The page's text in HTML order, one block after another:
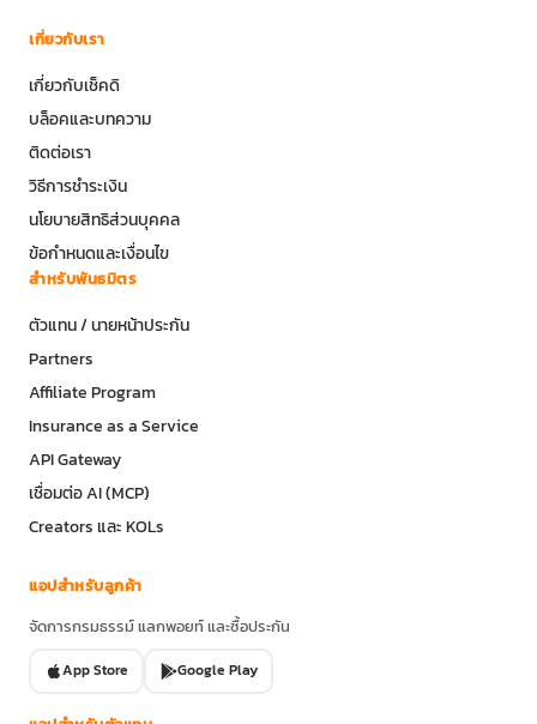
เกี่ยวกับเรา
เกี่ยวกับเช็คดิ
บล็อคและบทความ
ติดต่อเรา
วิธีการชำระเงิน
นโยบายสิทธิส่วนบุคคล
ข้อกำหนดและเงื่อนไข
สำหรับพันธมิตร
ตัวแทน / นายหน้าประกัน
Partners
Affiliate Program
Insurance as a Service
API Gateway
เชื่อมต่อ AI (MCP)
Creators และ KOLs
แอปสำหรับลูกค้า
จัดการกรมธรรม์ แลกพอยท์ และซื้อประกัน
App Store Google Play